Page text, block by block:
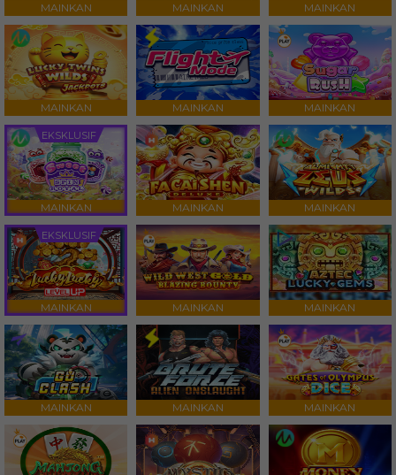
MAINKAN MAINKAN MAINKAN
MAINKAN MAINKAN MAINKAN
EKSKLUSIF
MAINKAN MAINKAN MAINKAN
EKSKLUSIF
MAINKAN MAINKAN MAINKAN
MAINKAN MAINKAN MAINKAN